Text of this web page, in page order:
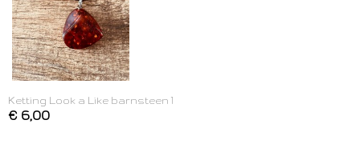
Ketting Look a Like barnsteen 1
€ 6,00